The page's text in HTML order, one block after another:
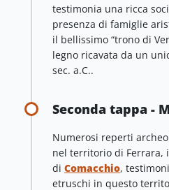
testimonia una ricca
presenza di famiglie
il bellissimo “trono di
legno ricavata da un
sec. a.C..
Seconda tappa -
Numerosi reperti
nel territorio di Ferrara,
di Comacchio,
etruschi in questo